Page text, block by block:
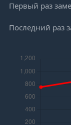
Первый раз
Последний раз